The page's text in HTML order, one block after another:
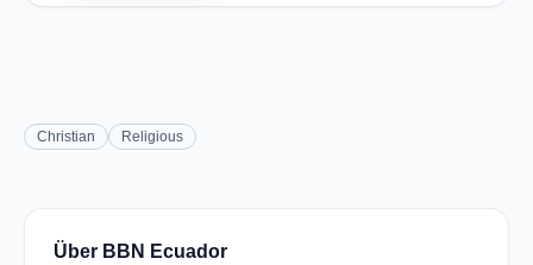
Christian Religious
Über BBN Ecuador